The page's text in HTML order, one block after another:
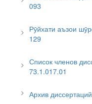
093
Рӯйхати аъзои
129
Список членов
73.1.017.01
Архив диссертаций